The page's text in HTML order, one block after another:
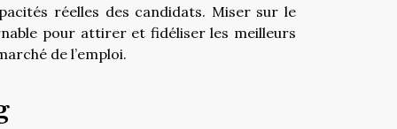
réelles des candidats. Miser sur le
pour attirer et fidéliser les meilleurs
de l’emploi.